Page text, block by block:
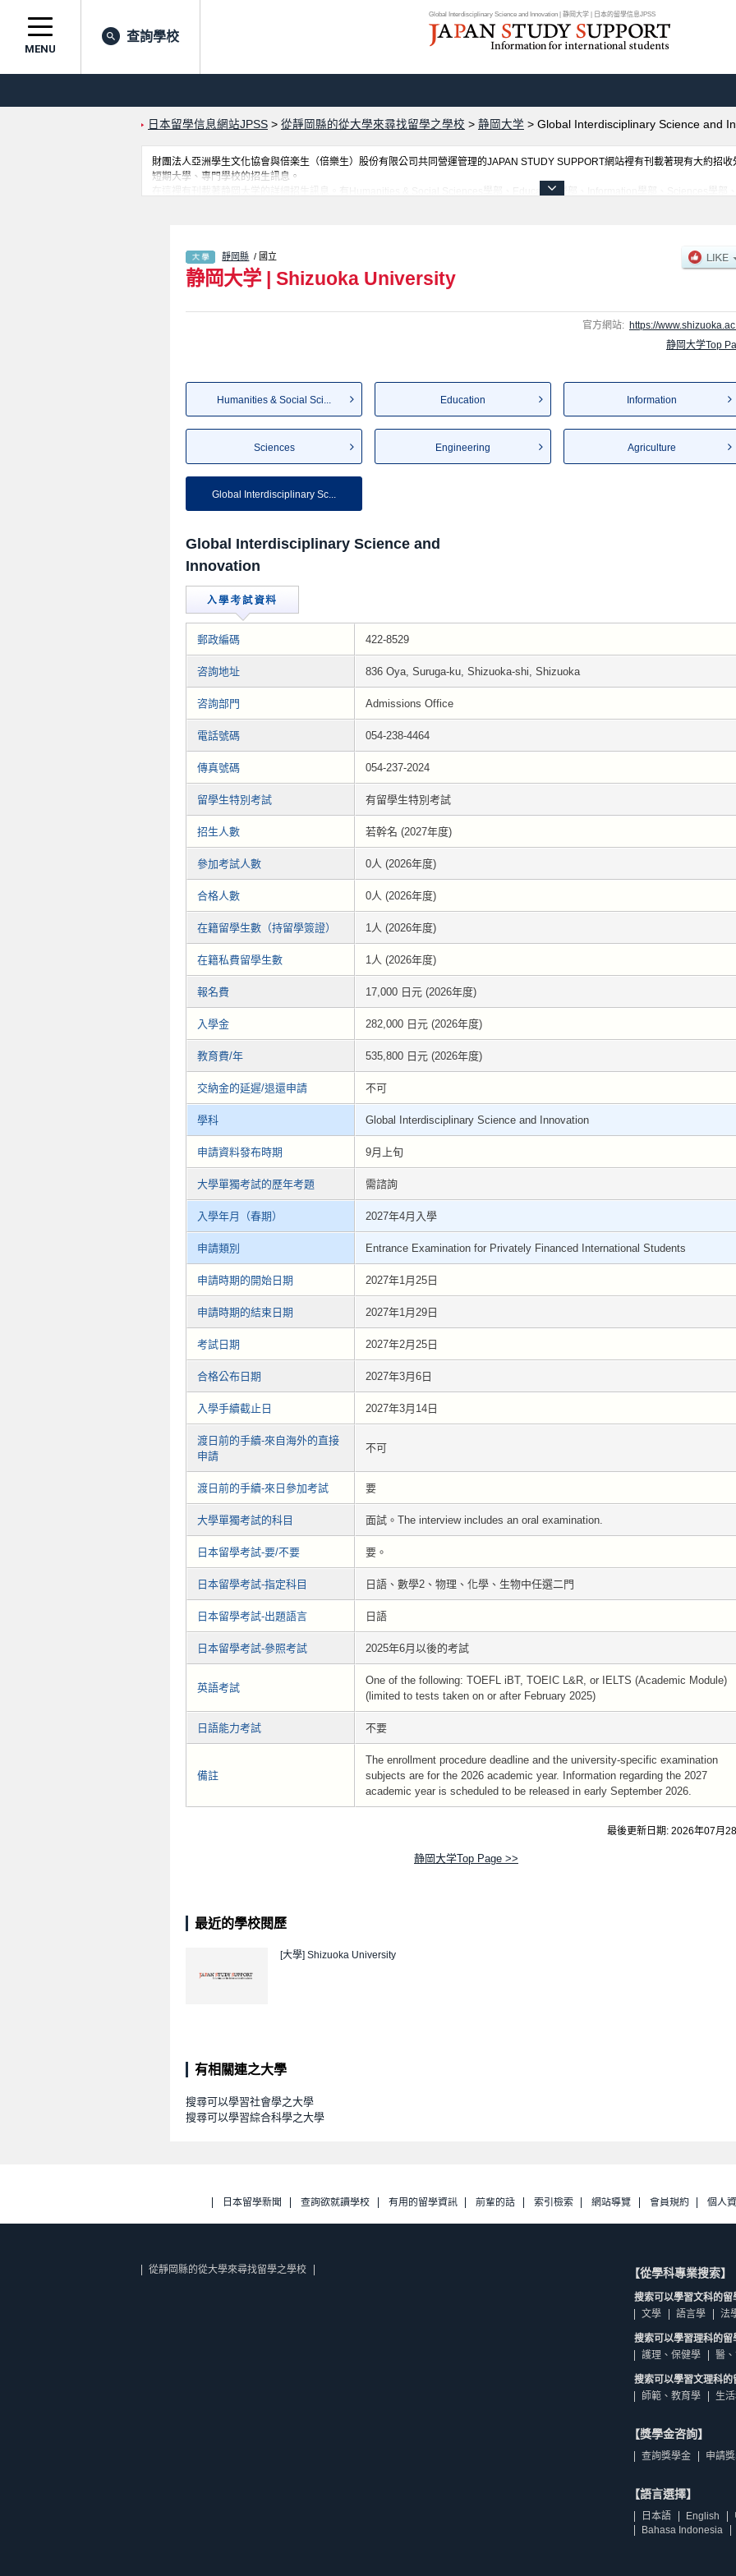
Global Interdisciplinary Science and Innovation | 静岡大学 | 日本的留學信息JPSS
MENU
查詢學校
日本留學信息網站JPSS > 從靜岡縣的從大學來尋找留學之學校 > 静岡大学 > Global Interdisciplinary Science and
財團法人亞洲學生文化協會與倍楽生（倍樂生）股份有限公司共同營運管理的JAPAN STUDY SUPPORT網站裡有刊載著現有大約招
短期大學、專門學校的招生訊息。
在這裡有刊載著静岡大学的詳細招生訊息。有Humanities & Social Sciences學部、Education學部、Information學部、Sciences學
靜岡縣 / 國立
静岡大学 | Shizuoka University
官方網站: https://
静岡大学Top
Humanities & Social Sci... Education Information
Sciences Engineering Agriculture
Global Interdisciplinary Sc...
Global Interdisciplinary Science and
Innovation
郵政編碼 422-8529
咨詢地址 836 Oya, Suruga-ku, Shizuoka-shi, Shizuoka
咨詢部門 Admissions Office
電話號碼 054-238-4464
傳真號碼 054-237-2024
留學生特別考試 有留學生特別考試
招生人數 若幹名 (2027年度)
參加考試人數 0人 (2026年度)
合格人數 0人 (2026年度)
在籍留學生數（持留學簽證） 1人 (2026年度)
在籍私費留學生數 1人 (2026年度)
報名費 17,000 日元 (2026年度)
入學金 282,000 日元 (2026年度)
教育費/年 535,800 日元 (2026年度)
交納金的延遲/退還申請 不可
學科 Global Interdisciplinary Science and Innovation
申請資料發布時期 9月上旬
大學單獨考試的歷年考題 需諮詢
入學年月（春期） 2027年4月入學
申請類別 Entrance Examination for Privately Financed International Students
申請時期的開始日期 2027年1月25日
申請時期的結束日期 2027年1月29日
考試日期 2027年2月25日
合格公布日期 2027年3月6日
入學手續截止日 2027年3月14日
渡日前的手續-來自海外的直接
申請
不可
渡日前的手續-來日參加考試 要
大學單獨考試的科目 面試。The interview includes an oral examination.
日本留學考試-要/不要 要。
日本留學考試-指定科目 日語、數學2、物理、化學、生物中任選二門
日本留學考試-出題語言 日語
日本留學考試-參照考試 2025年6月以後的考試
英語考試
One of the following: TOEFL iBT, TOEIC L&R, or IELTS (Academic Module)
(limited to tests taken on or after February 2025)
日語能力考試 不要
備註
The enrollment procedure deadline and the university-specific examination
subjects are for the 2026 academic year. Information regarding the 2027
academic year is scheduled to be released in early September 2026.
最後更新日期: 2026年07月
静岡大学Top Page >>
最近的學校閱歷
[大學] Shizuoka University
有相關連之大學
搜尋可以學習社會學之大學
搜尋可以學習綜合科學之大學
日本留學新聞 查詢欲就讀學校 有用的留學資訊 前輩的話 索引檢索 網站導覽 會員規約 個人
從靜岡縣的從大學來尋找留學之學校 【從學科專業搜索】
搜索可以學習文科的留
文學
語言學 法
搜索可以學習理科的留
護理、保健學
醫
搜索可以學習文理科的
師範、教育學
生
【獎學金咨詢】
查詢獎學金 申請
【語言選擇】
日本語 English
Bahasa Indonesia